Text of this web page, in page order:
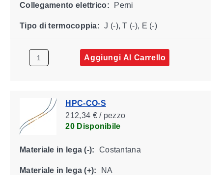
Collegamento elettrico: Perni
Tipo di termocoppia: J (-), T (-), E (-)
Aggiungi Al Carrello
HPC-CO-S
212,34 € / pezzo
20 Disponibile
Materiale in lega (-): Costantana
Materiale in lega (+): NA